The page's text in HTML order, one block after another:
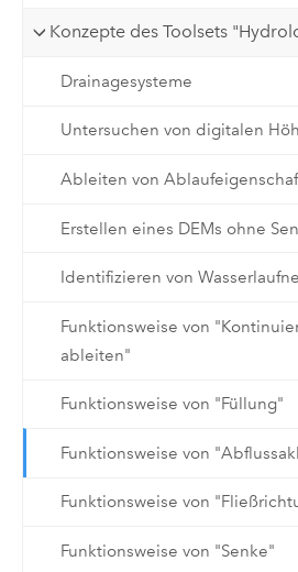
Konzepte des Toolsets
Drainagesysteme
Untersuchen von digitalen
Ableiten von
Erstellen eines DEMs ohne
Identifizieren von
Funktionsweise von
ableiten"
Funktionsweise von "Füllung"
Funktionsweise von
Funktionsweise von
Funktionsweise von "Senke"